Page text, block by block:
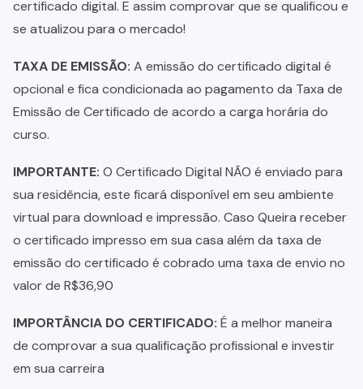
certificado digital. E assim comprovar que se qualificou e
se atualizou para o mercado!
TAXA DE EMISSÃO: A emissão do certificado digital é
opcional e fica condicionada ao pagamento da Taxa de
Emissão de Certificado de acordo a carga horária do
curso.
IMPORTANTE: O Certificado Digital NÃO é enviado para
sua residência, este ficará disponível em seu ambiente
virtual para download e impressão. Caso Queira receber
o certificado impresso em sua casa além da taxa de
emissão do certificado é cobrado uma taxa de envio no
valor de R$36,90
IMPORTÂNCIA DO CERTIFICADO: É a melhor maneira
de comprovar a sua qualificação profissional e investir
em sua carreira